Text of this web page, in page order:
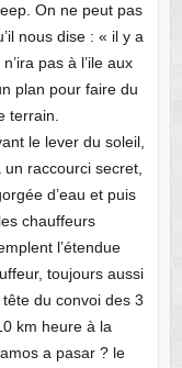
On ne peut pas
nous dise : « il y a
pas à l’ile aux
plan pour faire du
terrain.
le lever du soleil,
raccourci secret,
d’eau et puis
chauffeurs
l’étendue
toujours aussi
du convoi des 3
km heure à la
a pasar ? le